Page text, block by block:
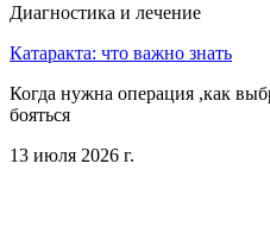
Диагностика и лечение
Катаракта: что важно знать
Когда нужна операция ,как
бояться
13 июля 2026 г.